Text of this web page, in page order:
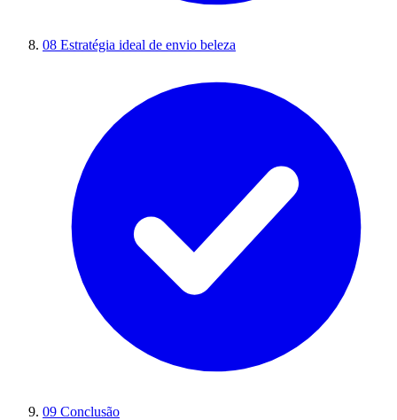
08 Estratégia ideal de envio beleza
09 Conclusão